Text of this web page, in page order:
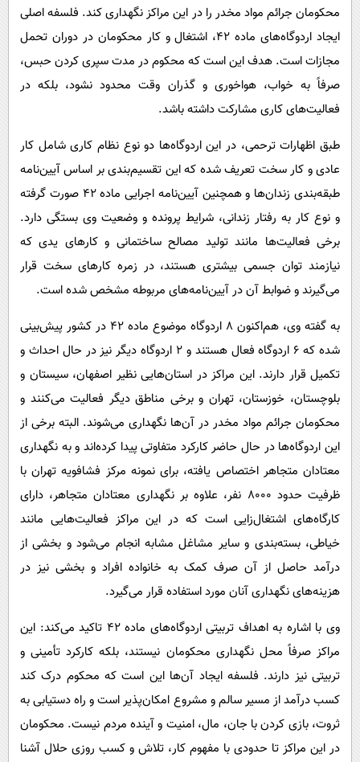
محکومان جرائم مواد مخدر را در این مراکز نگهداری کند. فلسفه اصلی
ایجاد اردوگاه‌های ماده ۴۲، اشتغال و کار محکومان در دوران تحمل
مجازات است. هدف این است که محکوم در مدت سپری کردن حبس،
صرفاً به خواب، هواخوری و گذران وقت محدود نشود، بلکه در
فعالیت‌های کاری مشارکت داشته باشد.
طبق اظهارات ترحمی،‌ در این اردوگاه‌ها دو نوع نظام کاری شامل کار
عادی و کار سخت تعریف شده که این تقسیم‌بندی بر اساس آیین‌نامه
طبقه‌بندی زندان‌ها و همچنین آیین‌نامه اجرایی ماده ۴۲ صورت گرفته
و نوع کار به رفتار زندانی، شرایط پرونده و وضعیت وی بستگی دارد.
برخی فعالیت‌ها مانند تولید مصالح ساختمانی و کارهای یدی که
نیازمند توان جسمی بیشتری هستند، در زمره کارهای سخت قرار
می‌گیرند و ضوابط آن در آیین‌نامه‌های مربوطه مشخص شده است.
به گفته وی، هم‌اکنون ۸ اردوگاه موضوع ماده ۴۲ در کشور پیش‌بینی
شده که ۶ اردوگاه فعال هستند و ۲ اردوگاه دیگر نیز در حال احداث و
تکمیل قرار دارند. این مراکز در استان‌هایی نظیر اصفهان، سیستان و
بلوچستان، خوزستان، تهران و برخی مناطق دیگر فعالیت می‌کنند و
محکومان جرائم مواد مخدر در آن‌ها نگهداری می‌شوند. البته برخی از
این اردوگاه‌ها در حال حاضر کارکرد متفاوتی پیدا کرده‌اند و به نگهداری
معتادان متجاهر اختصاص یافته‌، برای نمونه مرکز فشافویه تهران با
ظرفیت حدود ۸۰۰۰ نفر، علاوه بر نگهداری معتادان متجاهر، دارای
کارگاه‌های اشتغال‌زایی است که در این مراکز فعالیت‌هایی مانند
خیاطی، بسته‌بندی و سایر مشاغل مشابه انجام می‌شود و بخشی از
درآمد حاصل از آن صرف کمک به خانواده افراد و بخشی نیز در
هزینه‌های نگهداری آنان مورد استفاده قرار می‌گیرد.
وی با اشاره به اهداف تربیتی اردوگاه‌های ماده ۴۲ تاکید می‌کند: این
مراکز صرفاً محل نگهداری محکومان نیستند، بلکه کارکرد تأمینی و
تربیتی نیز دارند. فلسفه ایجاد آن‌ها این است که محکوم درک کند
کسب درآمد از مسیر سالم و مشروع امکان‌پذیر است و راه دستیابی به
ثروت، بازی کردن با جان، مال، امنیت و آینده مردم نیست. محکومان
در این مراکز تا حدودی با مفهوم کار، تلاش و کسب روزی حلال آشنا